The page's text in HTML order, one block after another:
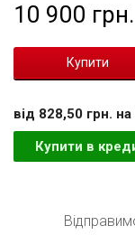
10 900 грн.
вiд 828,50 грн.
Купити в